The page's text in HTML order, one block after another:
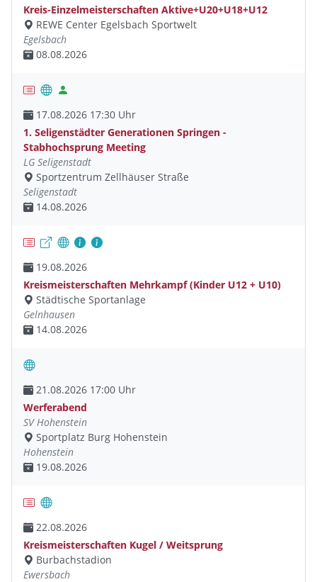
Kreis-Einzelmeisterschaften Aktive+U20+U18+U12
REWE Center Egelsbach Sportwelt
Egelsbach
08.08.2026
17.08.2026 17:30 Uhr
1. Seligenstädter Generationen Springen -
Stabhochsprung Meeting
LG Seligenstadt
Sportzentrum Zellhäuser Straße
Seligenstadt
14.08.2026
19.08.2026
Kreismeisterschaften Mehrkampf (Kinder U12 + U10)
Städtische Sportanlage
Gelnhausen
14.08.2026
21.08.2026 17:00 Uhr
Werferabend
SV Hohenstein
Sportplatz Burg Hohenstein
Hohenstein
19.08.2026
22.08.2026
Kreismeisterschaften Kugel / Weitsprung
Burbachstadion
Ewersbach